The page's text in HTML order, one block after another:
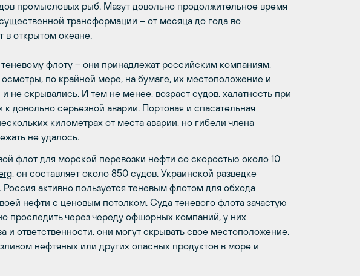
промысловых рыб. Мазут довольно продолжительное время
трансформации – от месяца до года во
в открытом океане.
флоту – они принадлежат российским компаниям,
по крайней мере, на бумаге, их местоположение и
не скрывались. И тем не менее, возраст судов, халатность при
довольно серьезной аварии. Портовая и спасательная
километрах от места аварии, но гибели члена
не удалось.
флот для морской перевозки нефти со скоростью около 10
, он составляет около 850 судов. Украинской разведке
Россия активно пользуется теневым флотом для обхода
нефти с ценовым потолком. Суда теневого флота зачастую
проследить через череду офшорных компаний, у них
и ответственности, они могут скрывать свое местоположение.
нефтяных или других опасных продуктов в море и